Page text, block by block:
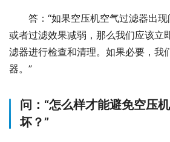
答：“如果空压机空气过滤器出
或者过滤效果减弱，那么我们应该立
滤器进行检查和清理。如果必要，我
器。”
问：“怎么样才能避免空压
坏？”